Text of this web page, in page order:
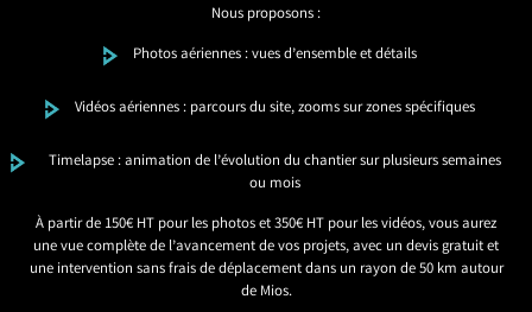
Nous proposons :
Photos aériennes : vues d’ensemble et détails
Vidéos aériennes : parcours du site, zooms sur zones spécifiques
Timelapse : animation de l’évolution du chantier sur plusieurs semaines
ou mois
À partir de 150€ HT pour les photos et 350€ HT pour les vidéos, vous aurez
une vue complète de l’avancement de vos projets, avec un devis gratuit et
une intervention sans frais de déplacement dans un rayon de 50 km autour
de Mios.